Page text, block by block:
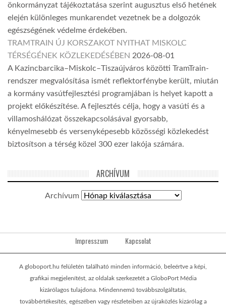
önkormányzat tájékoztatása szerint augusztus első hetének
elején különleges munkarendet vezetnek be a dolgozók
egészségének védelme érdekében.
TRAMTRAIN ÚJ KORSZAKOT NYITHAT MISKOLC
TÉRSÉGÉNEK KÖZLEKEDÉSÉBEN 2026-08-01
A Kazincbarcika–Miskolc–Tiszaújváros közötti TramTrain-
rendszer megvalósítása ismét reflektorfénybe került, miután
a kormány vasútfejlesztési programjában is helyet kapott a
projekt előkészítése. A fejlesztés célja, hogy a vasúti és a
villamoshálózat összekapcsolásával gyorsabb,
kényelmesebb és versenyképesebb közösségi közlekedést
biztosítson a térség közel 300 ezer lakója számára.
ARCHÍVUM
Archívum
Impresszum Kapcsolat
A globoport.hu felületén található minden információ, beleértve a képi,
grafikai megjelenítést, az oldalak szerkezetét a GloboPort Média
kizárólagos tulajdona. Mindennemű továbbszolgáltatás,
továbbértékesítés, egészében vagy részleteiben az újraközlés kizárólag a